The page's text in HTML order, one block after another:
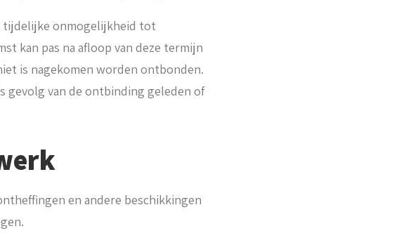
tijdelijke onmogelijkheid tot
kan pas na afloop van deze termijn
is nagekomen worden ontbonden.
gevolg van de ontbinding geleden of
en andere beschikkingen